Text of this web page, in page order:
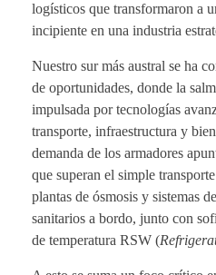
logísticos que transformaron a
incipiente en una industria
Nuestro sur más austral se ha
de oportunidades, donde la
impulsada por tecnologías
transporte, infraestructura y
demanda de los armadores
que superan el simple
plantas de ósmosis y sistemas
sanitarios a bordo, junto con
de temperatura RSW (